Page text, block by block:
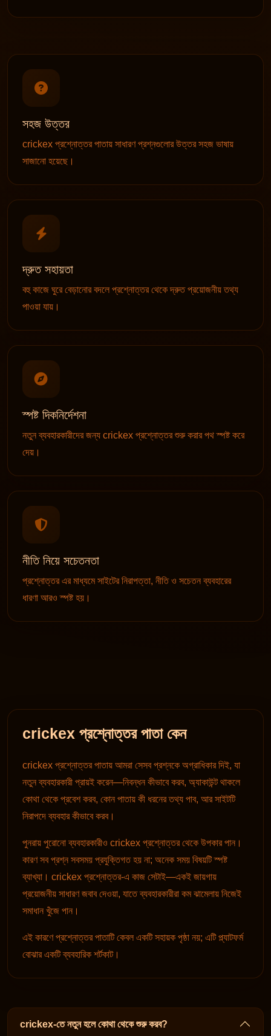
সহজ উত্তর
crickex প্রশ্নোত্তর পাতায় সাধারণ প্রশ্নগুলোর উত্তর সহজ ভাষায়
সাজানো হয়েছে।
দ্রুত সহায়তা
বহু কাজে ঘুরে বেড়ানোর বদলে প্রশ্নোত্তর থেকে দ্রুত প্রয়োজনীয় তথ্য
পাওয়া যায়।
স্পষ্ট দিকনির্দেশনা
নতুন ব্যবহারকারীদের জন্য crickex প্রশ্নোত্তর শুরু করার পথ স্পষ্ট করে
দেয়।
নীতি নিয়ে সচেতনতা
প্রশ্নোত্তর এর মাধ্যমে সাইটের নিরাপত্তা, নীতি ও সচেতন ব্যবহারের
ধারণা আরও স্পষ্ট হয়।
crickex প্রশ্নোত্তর পাতা কেন
crickex প্রশ্নোত্তর পাতায় আমরা সেসব প্রশ্নকে অগ্রাধিকার দিই, যা
নতুন ব্যবহারকারী প্রায়ই করেন—নিবন্ধন কীভাবে করব, অ্যাকাউন্ট থাকলে
কোথা থেকে প্রবেশ করব, কোন পাতায় কী ধরনের তথ্য পাব, আর সাইটটি
নিরাপদে ব্যবহার কীভাবে করব।
পুনরায় পুরোনো ব্যবহারকারীও crickex প্রশ্নোত্তর থেকে উপকার পান।
কারণ সব প্রশ্ন সবসময় প্রযুক্তিগত হয় না; অনেক সময় বিষয়টি স্পষ্ট
ব্যাখ্যা। crickex প্রশ্নোত্তর-এ কাজ সেটাই—একই জায়গায়
প্রয়োজনীয় সাধারণ জবাব দেওয়া, যাতে ব্যবহারকারীরা কম ঝামেলায় নিজেই
সমাধান খুঁজে পান।
এই কারণে প্রশ্নোত্তর পাতাটি কেবল একটি সহায়ক পৃষ্ঠা নয়; এটি প্ল্যাটফর্ম
বোঝার একটি ব্যবহারিক শর্টকাট।
crickex-তে নতুন হলে কোথা থেকে শুরু করব?